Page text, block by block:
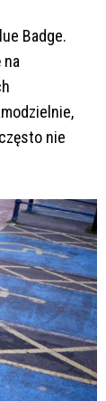
Badge.
nie